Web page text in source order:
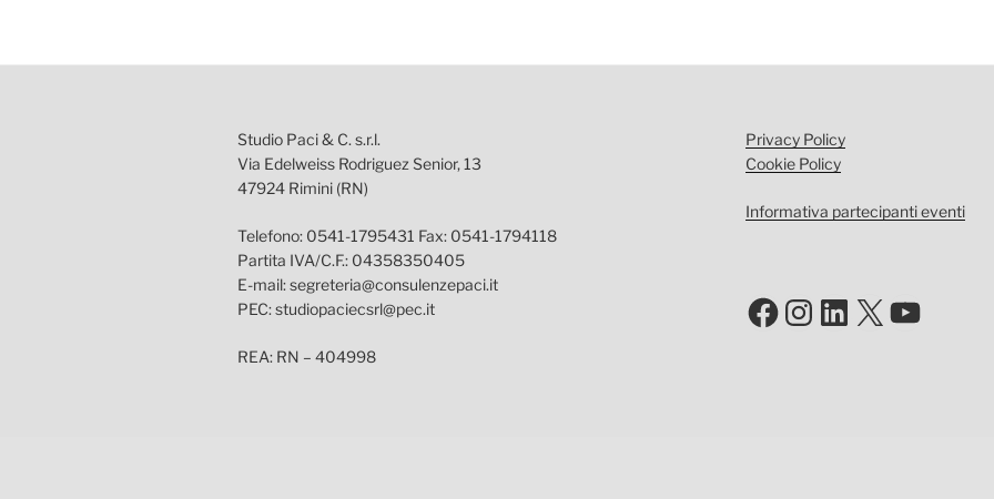
Studio Paci & C. s.r.l.
Via Edelweiss Rodriguez Senior, 13
47924 Rimini (RN)
Telefono: 0541-1795431 Fax: 0541-1794118
Partita IVA/C.F.: 04358350405
E-mail: segreteria@consulenzepaci.it
PEC: studiopaciecsrl@pec.it
REA: RN – 404998
Privacy Policy
Cookie Policy
Informativa partecipanti eventi
Facebook
Instagram
LinkedIn
X